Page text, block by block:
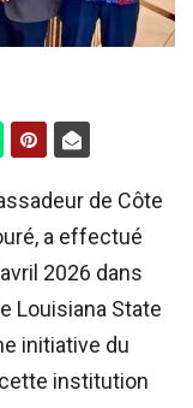
de Côte
a effectué
2026 dans
Louisiana State
initiative du
cette institution